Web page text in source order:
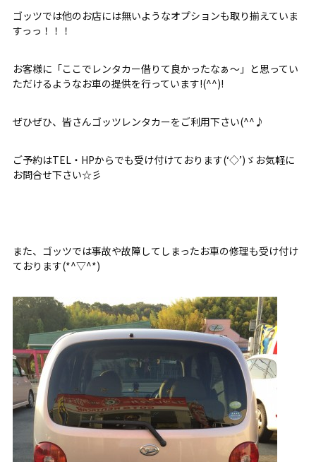
ゴッツでは他のお店には無いようなオプションも取り揃えていま
すっっ！！！
お客様に「ここでレンタカー借りて良かったなぁ～」と思ってい
ただけるようなお車の提供を行っています!(^^)!
ぜひぜひ、皆さんゴッツレンタカーをご利用下さい(^^♪
ご予約はTEL・HPからでも受け付けております(‘◇’)ゞお気軽に
お問合せ下さい☆彡
また、ゴッツでは事故や故障してしまったお車の修理も受け付け
ております(*^▽^*)